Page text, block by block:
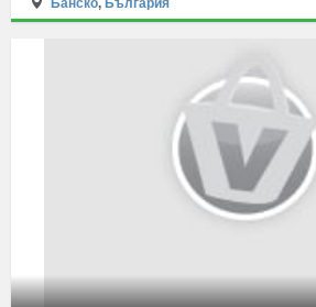
Банско, България